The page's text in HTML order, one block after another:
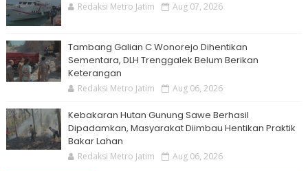
Redaksi Metro Jatim Aug 07, 2026
Tambang Galian C Wonorejo Dihentikan
Sementara, DLH Trenggalek Belum Berikan
Keterangan
Redaksi Metro Jatim Aug 06, 2026
Kebakaran Hutan Gunung Sawe Berhasil
Dipadamkan, Masyarakat Diimbau Hentikan Praktik
Bakar Lahan
Redaksi Metro Jatim Aug 06, 2026